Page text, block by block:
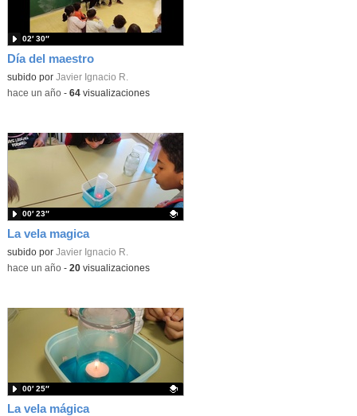
Día del maestro
subido por Javier Ignacio R.
02′ 30″
-hace un año- 64visualizaciones
La vela magica
Contenido educativo.
subido por Javier Ignacio R.
00′ 23″
-hace un año- 20visualizaciones
La vela mágica
00′ 25″